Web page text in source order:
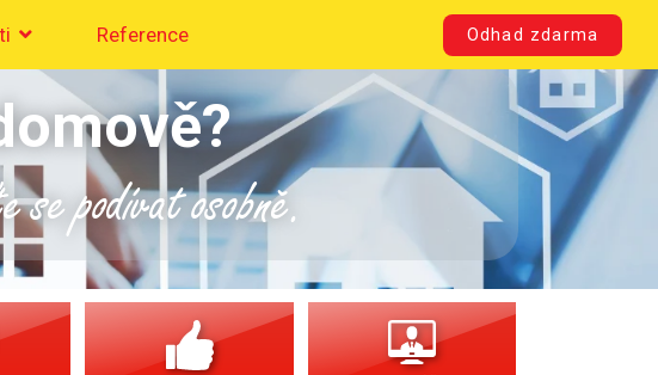
Reference Odhad zdarma
podívat osobně.